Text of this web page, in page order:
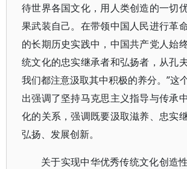
待世界各国文化，用人类创造的一切
果武装自己。在带领中国人民进行革
的长期历史实践中，中国共产党人始
统文化的忠实继承者和弘扬者，从孔
我们都注意汲取其中积极的养分。”这
出强调了坚持马克思主义指导与传承
化的关系，强调既要汲取滋养、忠实
弘扬、发展创新。
关于实现中华优秀传统文化创造